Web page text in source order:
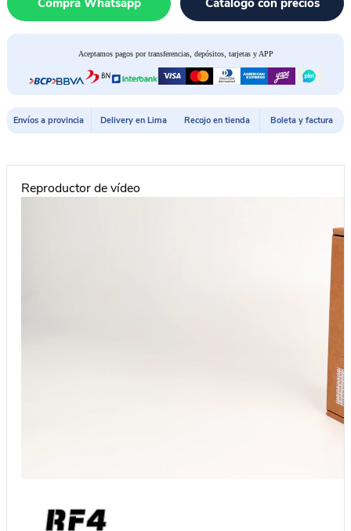
RF17N
cantidad
Compra Whatsapp Catálogo con precios
Aceptamos pagos por transferencias, depósitos, tarjetas y APP
Envíos a provincia Delivery en Lima Recojo en tienda Boleta y factura
Reproductor de vídeo
00:00
00:00